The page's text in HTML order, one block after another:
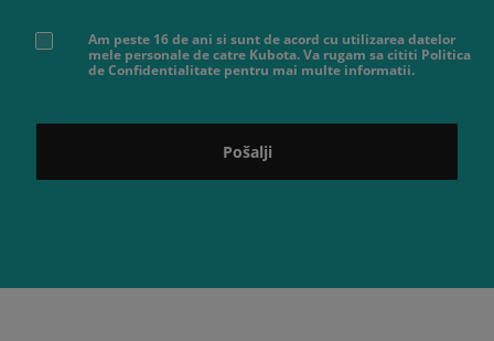
Am peste 16 de ani si sunt de acord cu utilizarea datelor
mele personale de catre Kubota. Va rugam sa cititi Politica
de Confidentialitate pentru mai multe informatii.
Pošalji